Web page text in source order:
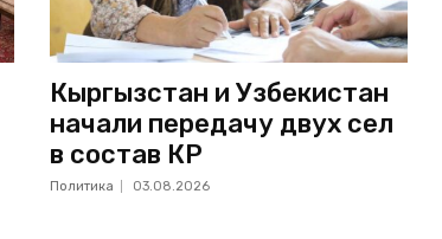
Кыргызстан и Узбекистан
начали передачу двух сел
в состав КР
Политика 03.08.2026